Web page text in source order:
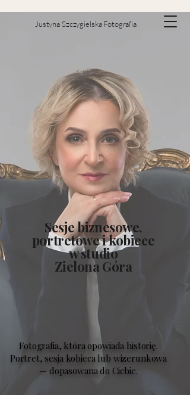
Sesje biznesowe,
portretowe i kobiece
w studio
Zielona Góra
Fotografia, która opowiada historię.
Portret, sesja kobieca lub wizerunkowa
— dopasowana do Ciebie.
Justyna Szczygielska Fotografia